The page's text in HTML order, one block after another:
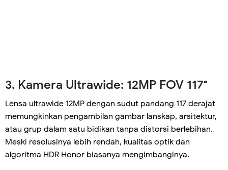
3. Kamera Ultrawide: 12MP FOV 117°
Lensa ultrawide 12MP dengan sudut pandang 117 derajat
memungkinkan pengambilan gambar lanskap, arsitektur,
atau grup dalam satu bidikan tanpa distorsi berlebihan.
Meski resolusinya lebih rendah, kualitas optik dan
algoritma HDR Honor biasanya mengimbanginya.